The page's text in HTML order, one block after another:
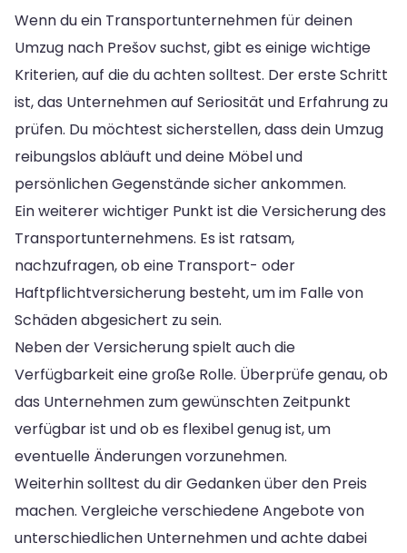
Wenn du ein Transportunternehmen für deinen
Umzug nach Prešov suchst, gibt es einige wichtige
Kriterien, auf die du achten solltest. Der erste Schritt
ist, das Unternehmen auf Seriosität und Erfahrung zu
prüfen. Du möchtest sicherstellen, dass dein Umzug
reibungslos abläuft und deine Möbel und
persönlichen Gegenstände sicher ankommen.
Ein weiterer wichtiger Punkt ist die Versicherung des
Transportunternehmens. Es ist ratsam,
nachzufragen, ob eine Transport- oder
Haftpflichtversicherung besteht, um im Falle von
Schäden abgesichert zu sein.
Neben der Versicherung spielt auch die
Verfügbarkeit eine große Rolle. Überprüfe genau, ob
das Unternehmen zum gewünschten Zeitpunkt
verfügbar ist und ob es flexibel genug ist, um
eventuelle Änderungen vorzunehmen.
Weiterhin solltest du dir Gedanken über den Preis
machen. Vergleiche verschiedene Angebote von
unterschiedlichen Unternehmen und achte dabei